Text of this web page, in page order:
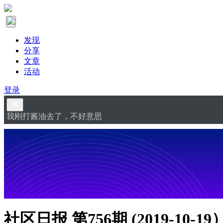
发现
分享
文章
活动
登录
我刚打酱油去了，不好意思
社区日报 第756期 (2019-10-19